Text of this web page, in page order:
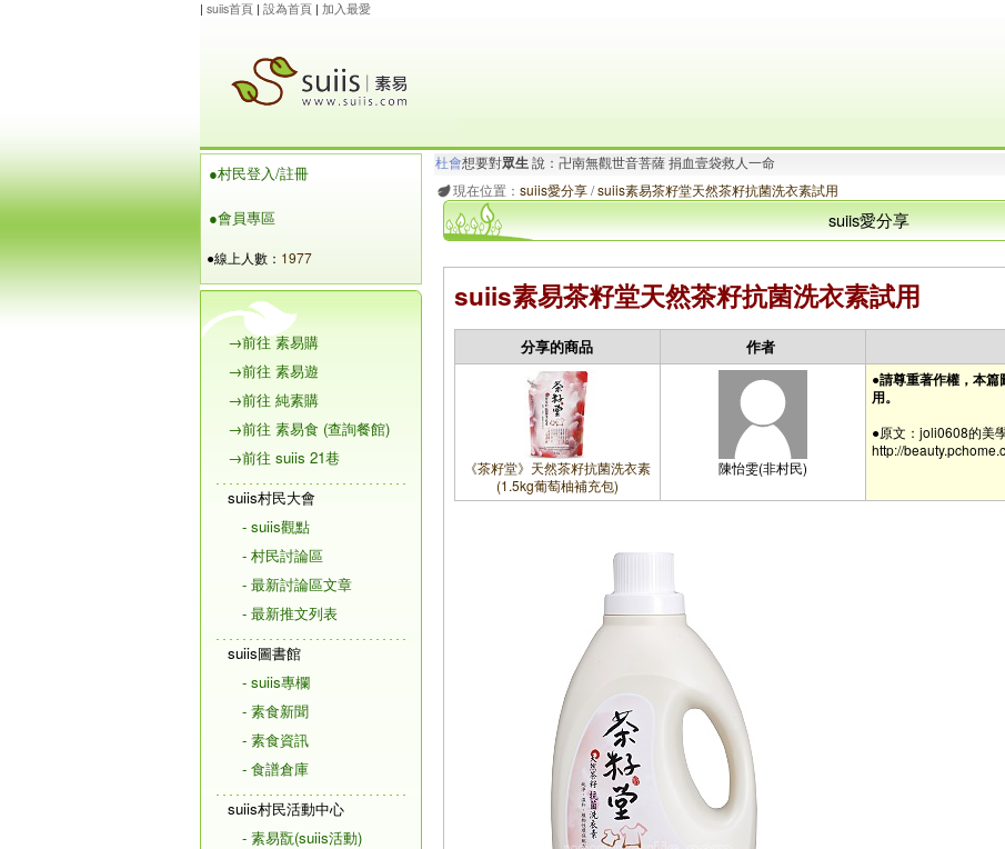
| suiis首頁| 設為首頁| 加入最愛
●村民登入/註冊
●會員專區
●線上人數： 1977
→前往 素易購
→前往 素易遊
→前往 純素購
→前往 素易食 (查詢餐館)
→前往 suiis 21巷
suiis村民大會
- suiis觀點
- 村民討論區
- 最新討論區文章
- 最新推文列表
suiis圖書館
- suiis專欄
- 素食新聞
- 素食資訊
- 食譜倉庫
suiis村民活動中心
- 素易翫(suiis活動)
張海銘想要對 眾生說：百善孝為先 戒殺放生 卍南無阿彌陀佛
杜會想要對眾生 說：卍南無觀世音菩薩 捐血壹袋救人一命
現在位置： suiis愛分享/suiis素易茶籽堂天然茶籽抗菌洗衣素試用
suiis愛分享
suiis素易茶籽堂天然茶籽抗菌洗衣素試用
分享的商品 作者
《茶籽堂》天然茶籽抗菌洗衣素
(1.5kg葡萄柚補充包)
陳怡雯(非村民)
●請尊重著作權，本
用。
●原文：joli0608的美
http://